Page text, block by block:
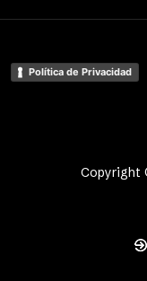
Copyright
Política de Privacidad